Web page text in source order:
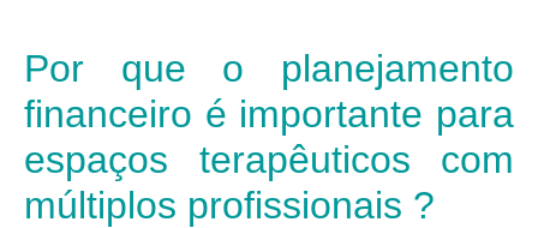
Por que o planejamento
financeiro é importante para
espaços terapêuticos com
múltiplos profissionais ?